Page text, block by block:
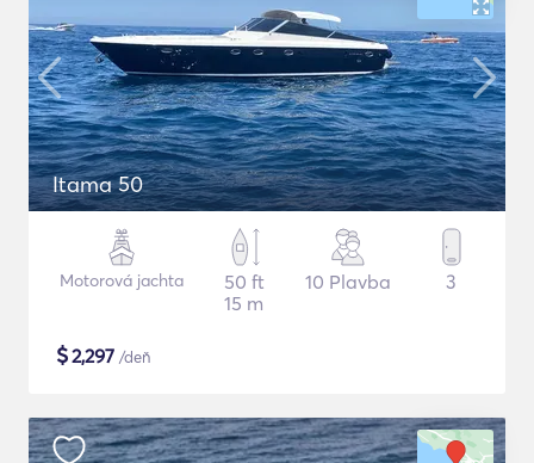
Itama 50
Motorová jachta
50 ft
15 m
10 Plavba 3
$2,297 /deň